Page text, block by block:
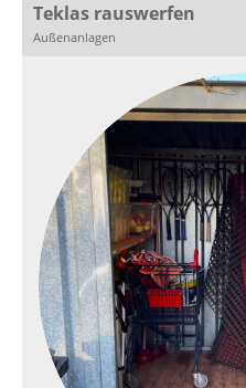
Teklas rauswerfen
Außenanlagen